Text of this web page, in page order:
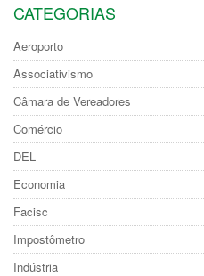
CATEGORIAS
Aeroporto
Associativismo
Câmara de Vereadores
Comércio
DEL
Economia
Facisc
Impostômetro
Indústria